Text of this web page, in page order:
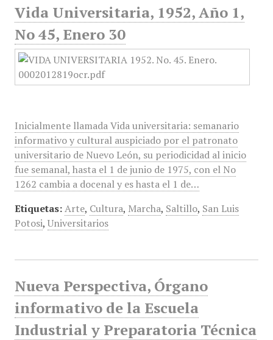
Vida Universitaria, 1952, Año 1,
No 45, Enero 30
Inicialmente llamada Vida universitaria: semanario
informativo y cultural auspiciado por el patronato
universitario de Nuevo León, su periodicidad al inicio
fue semanal, hasta el 1 de junio de 1975, con el No
1262 cambia a docenal y es hasta el 1 de…
Etiquetas: Arte, Cultura, Marcha, Saltillo, San Luis
Potosi, Universitarios
Nueva Perspectiva, Órgano
informativo de la Escuela
Industrial y Preparatoria Técnica